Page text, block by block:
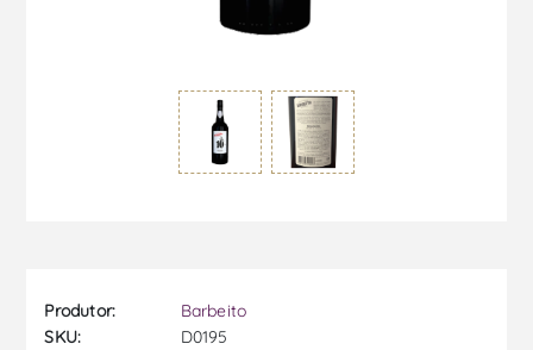
Produtor:
Barbeito
SKU:
D0195